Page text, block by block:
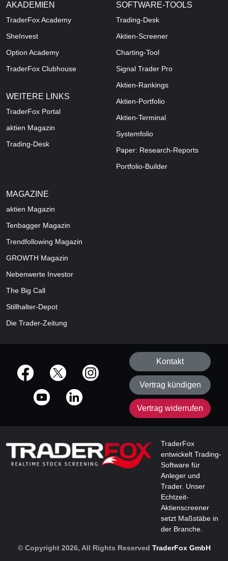
AKADEMIEN
TraderFox Academy
SheInvest
Option Academy
TraderFox Clubhouse
WEITERE LINKS
TraderFox Portal
aktien Magazin
Trading-Desk
SOFTWARE-TOOLS
Trading-Desk
Aktien-Screener
Charting-Tool
Signal Trader Pro
Aktien-Rankings
Aktien-Portfolio
Aktien-Terminal
Systemfolio
Paper: Research-Reports
Portfolio-Builder
MAGAZINE
aktien Magazin
Tenbagger Magazin
Trendfollowing Magazin
GROWTH Magazin
Nebenwerte Investor
The Big Call
Stillhalter-Depot
Die Trader-Zeitung
offizielle Social Media-Accounts
Kontakt
Vertrag kündigen
Vertrag widerrufen
TraderFox
entwickelt Trading-
Software für
Anleger und
Trader. Unser
Echtzeit-
Aktienscreener
setzt Maßstäbe in
der Branche.
© Copyright 2026, All Rights Reserved TraderFox GmbH